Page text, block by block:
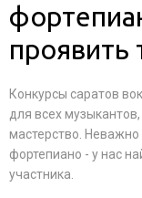
проявить
Конкурсы саратов
для всех
мастерство. Неважно
фортепиано - у нас
участника.